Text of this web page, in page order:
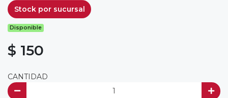
Stock por sucursal
Disponible
$ 150
CANTIDAD